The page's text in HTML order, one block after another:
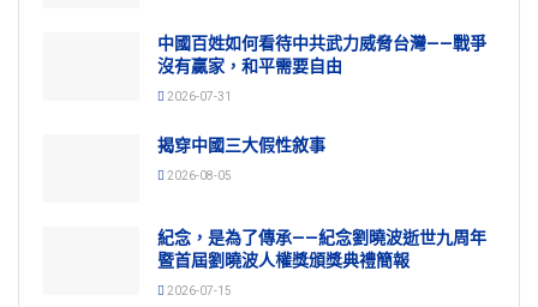
中國百姓如何看待中共武力威脅台灣——戰爭
沒有贏家，和平需要自由
2026-07-31
揭穿中國三大假性敘事
2026-08-05
紀念，是為了傳承——紀念劉曉波逝世九周年
暨首屆劉曉波人權獎頒獎典禮簡報
2026-07-15